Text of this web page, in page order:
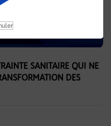
SANITAIRE QUI NE
DES